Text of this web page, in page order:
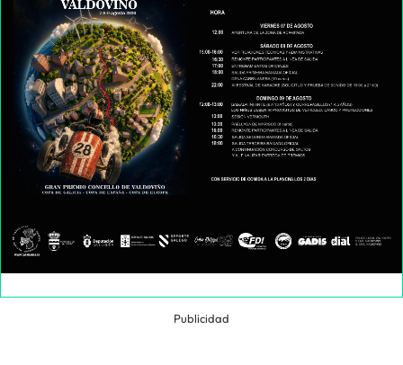
Publicidad